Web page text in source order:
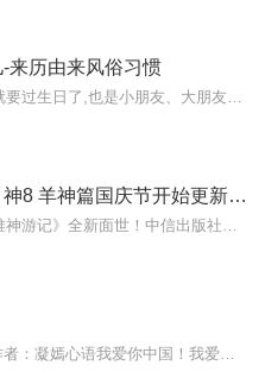
来历由来风俗习惯
小猪屏蓬十二生肖神8 羊神篇国庆节开始更新啦！